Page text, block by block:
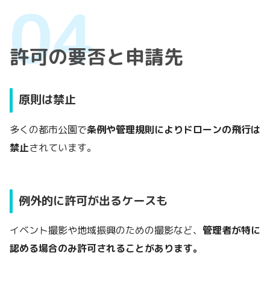
許可の要否と申請先
原則は禁止
多くの都市公園で条例や管理規則によりドローンの飛行は
禁止されています。
例外的に許可が出るケースも
イベント撮影や地域振興のための撮影など、 管理者が特に
認める場合のみ許可されることがあります。